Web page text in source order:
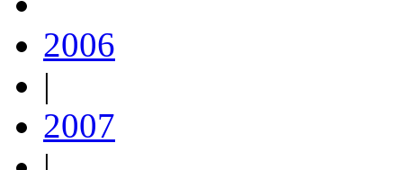
2006
|
2007